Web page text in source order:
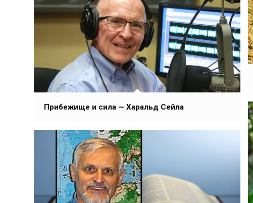
Прибежище и сила — Харальд Сейла